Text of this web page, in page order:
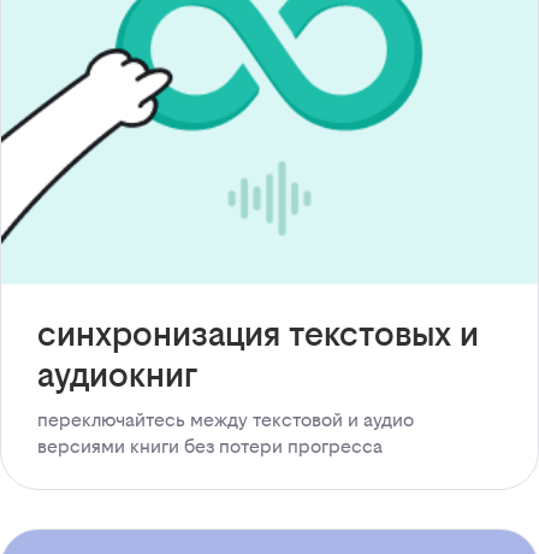
синхронизация текстовых и
аудиокниг
переключайтесь между текстовой и аудио
версиями книги без потери прогресса